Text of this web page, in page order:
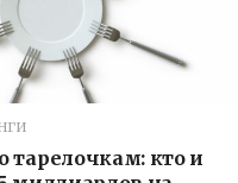
тарелочкам: кто и